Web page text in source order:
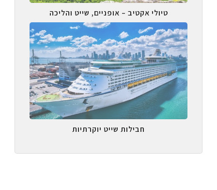
טיולי אקטיב – אופניים, שייט והליכה
חבילות שייט יוקרתיות